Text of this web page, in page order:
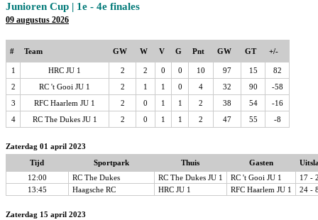
Junioren Cup | 1e - 4e finales
09 augustus 2026
# Team GW W V G Pnt GW GT +/-
1 HRC JU 1 2 2 0 0 10 97 15
82
2
RC 't Gooi JU 1 2 1 1 0 4 32 90
-58
3
RFC Haarlem JU 1 2 0 1 1 2 38 54
-16
4
RC The Dukes JU 1 2 0 1 1 2 47 55 -8
Zaterdag 01 april 2023
Tijd
Sportpark Thuis Gasten
12:00
RC The Dukes RC The Dukes JU 1 RC 't Gooi JU 1
17 -
13:45
Haagsche RC HRC JU 1 RFC Haarlem JU 1 24 -
Zaterdag 15 april 2023